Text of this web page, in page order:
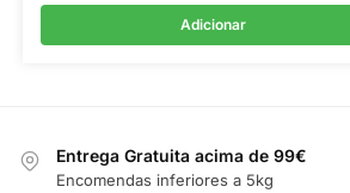
Adicionar
Entrega Gratuita acima de 99€
Encomendas inferiores a 5kg